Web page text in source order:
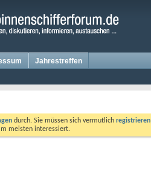
Jahrestreffen
durch. Sie müssen sich vermutlich registrieren
meisten interessiert.